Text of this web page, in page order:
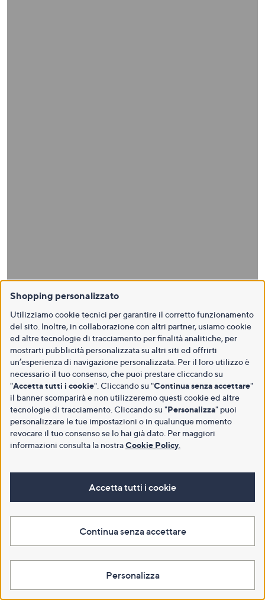
Shopping personalizzato
Utilizziamo cookie tecnici per garantire il corretto funzionamento
del sito. Inoltre, in collaborazione con altri partner, usiamo cookie
ed altre tecnologie di tracciamento per finalità analitiche, per
mostrarti pubblicità personalizzata su altri siti ed offrirti
un’esperienza di navigazione personalizzata. Per il loro utilizzo è
necessario il tuo consenso, che puoi prestare cliccando su
"Accetta tutti i cookie". Cliccando su "Continua senza accettare"
il banner scomparirà e non utilizzeremo questi cookie ed altre
tecnologie di tracciamento. Cliccando su "Personalizza" puoi
personalizzare le tue impostazioni o in qualunque momento
revocare il tuo consenso se lo hai già dato. Per maggiori
informazioni consulta la nostraCookie Policy
Accetta tutti i cookie
Continua senza accettare
Personalizza